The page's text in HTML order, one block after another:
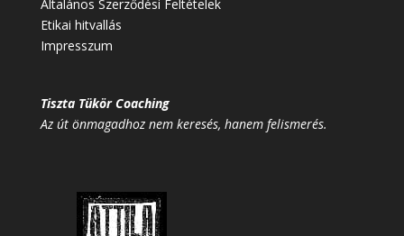
Általános Szerződési Feltételek
Etikai hitvallás
Impresszum
Tiszta Tükör Coaching
Az út önmagadhoz nem keresés, hanem felismerés.